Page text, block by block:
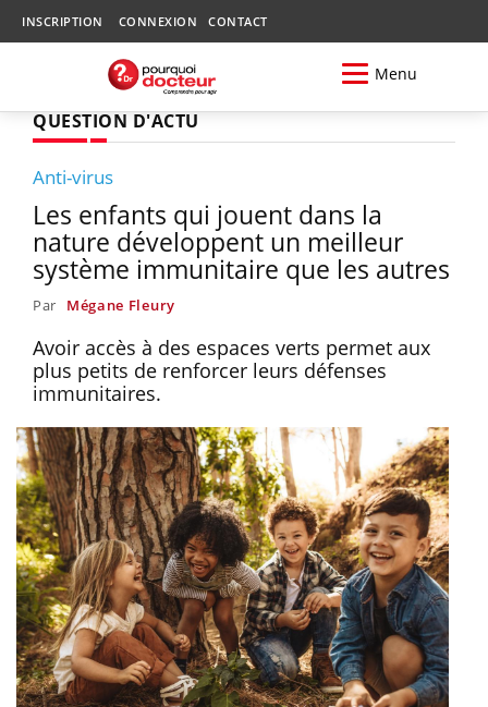
INSCRIPTION CONNEXION CONTACT
Menu
QUESTION D'ACTU
Anti-virus
Les enfants qui jouent dans la
nature développent un meilleur
système immunitaire que les autres
Par Mégane Fleury
Avoir accès à des espaces verts permet aux
plus petits de renforcer leurs défenses
immunitaires.